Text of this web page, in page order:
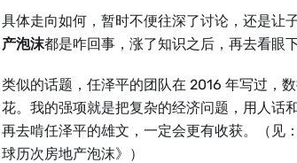
具体走向如何，暂时不便往深了讨论，还是让
产泡沫都是咋回事，涨了知识之后，再去看眼
类似的话题，任泽平的团队在 2016 年写过，
花。我的强项就是把复杂的经济问题，用人话
再去啃任泽平的雄文，一定会更有收获。（见
球历次房地产泡沫》）